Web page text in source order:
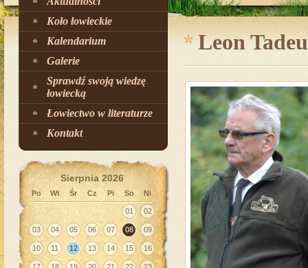
Koło łowieckie
Kalendarium
Galerie
Sprawdź swoją wiedzę
łowiecką
Łowiectwo w literaturze
Kontakt
Sierpnia 2026
Po Wt Śr Cz Pi So Ni
01 02
03 04 05 06 07 08 09
10 11 12 13 14 15 16
Leon